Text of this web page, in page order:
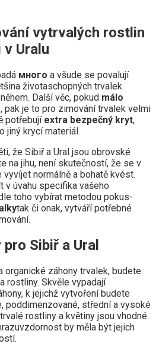
vytrvalých rostlin
Uralu
много a všude se povalují
životaschopných trvalek
Další věc, pokud málo
pak je to pro zimování trvalek velmi
potřebují extra bezpečný kryt,
jiný krycí materiál.
že Sibiř a Ural jsou obrovské
na jihu, není skutečností, že se v
normálně a bohatě kvést.
úvahu specifika vašeho
toho vybírat metodou pokus-
tak či onak, vytváří potřebné
Sibiř a Ural
záhony trvalek, budete
rostliny. Skvěle vypadají
k jejichž vytvoření budete
poddimenzované, střední a vysoké
rostliny a květiny jsou vhodné
by měla být jejich